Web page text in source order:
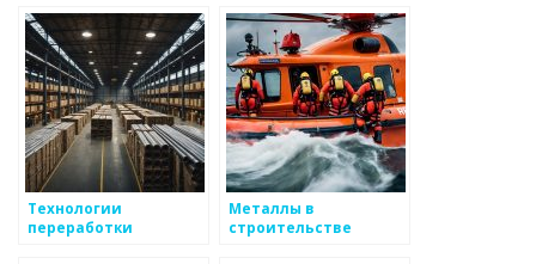
Технологии
переработки
Металлы в
строительстве